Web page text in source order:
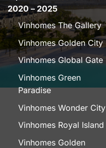
2020 – 2025
Vinhomes The Gallery
Vinhomes Golden City
Vinhomes Global Gate
Vinhomes Green
Paradise
Vinhomes Wonder City
Vinhomes Royal Island
Vinhomes Golden